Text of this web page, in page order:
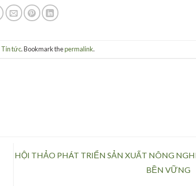
Tin tức. Bookmark thepermalink.
HỘI THẢO PHÁT TRIỂN SẢN XUẤT NÔNG
BỀN VỮNG